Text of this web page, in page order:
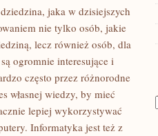
jaka w dzisiejszych
nie tylko osób, jakie
lecz również osób, dla
ogromnie interesujące i
często przez różnorodne
własnej wiedzy, by mieć
lepiej wykorzystywać
Informatyka jest też z